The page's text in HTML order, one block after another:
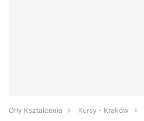
Orły Kształcenia Kursy - Kraków